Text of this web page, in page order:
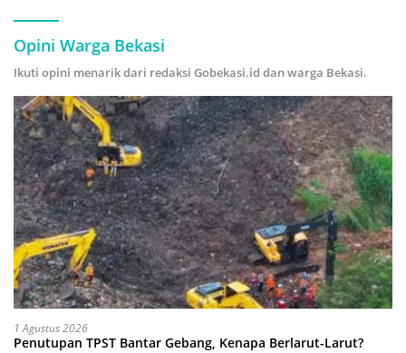
Opini Warga Bekasi
Ikuti opini menarik dari redaksi Gobekasi.id dan warga Bekasi.
1 Agustus 2026
Penutupan TPST Bantar Gebang, Kenapa Berlarut-Larut?